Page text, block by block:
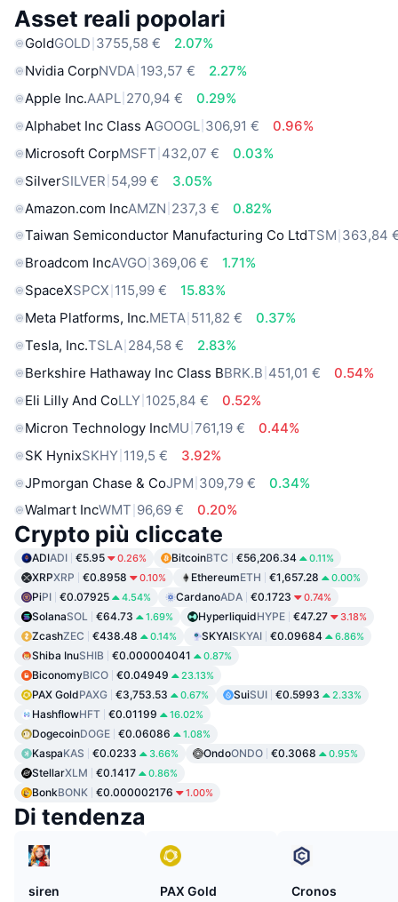
Asset reali popolari
GoldGOLD 3755,58 €
2.07%
Nvidia CorpNVDA 193,57 €
2.27%
Apple Inc.AAPL 270,94 €
0.29%
Alphabet Inc Class AGOOGL 306,91 €
0.96%
Microsoft CorpMSFT 432,07 €
0.03%
SilverSILVER 54,99 €
3.05%
Amazon.com IncAMZN 237,3 €
0.82%
Taiwan Semiconductor Manufacturing Co LtdTSM 363,84
Broadcom IncAVGO 369,06 €
1.71%
SpaceXSPCX 115,99 €
15.83%
Meta Platforms, Inc.META 511,82 €
0.37%
Tesla, Inc.TSLA 284,58 €
2.83%
Berkshire Hathaway Inc Class BBRK.B 451,01 €
0.54%
Eli Lilly And CoLLY 1025,84 €
0.52%
Micron Technology IncMU 761,19 €
0.44%
SK HynixSKHY 119,5 €
3.92%
JPmorgan Chase & CoJPM 309,79 €
0.34%
Walmart IncWMT 96,69 € 0.20%
Crypto più cliccate
ADIADI €5.95 0.26% BitcoinBTC €56,206.34 0.11%
XRPXRP €0.8958 0.10% EthereumETH €1,657.28 0.00%
PiPI €0.07925 4.54% CardanoADA €0.1723 0.74%
SolanaSOL €64.73 1.69% HyperliquidHYPE €47.27 3.18%
ZcashZEC €438.48 0.14% SKYAISKYAI €0.09684 6.86%
Shiba InuSHIB €0.000004041 0.87%
BiconomyBICO €0.04949 23.13%
PAX GoldPAXG €3,753.53 0.67% SuiSUI €0.5993 2.33%
HashflowHFT €0.01199 16.02%
DogecoinDOGE €0.06086 1.08%
KaspaKAS €0.0233 3.66% OndoONDO €0.3068 0.95%
StellarXLM €0.1417 0.86%
BonkBONK €0.000002176 1.00%
Di tendenza
siren
PAX Gold
Cronos